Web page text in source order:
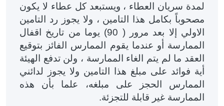
لمدة سريان العطاء ، ويستبعد كل عطاء لا يكون
مصحوباً بكامل هذا التامين ، ولا يجوز رد التامين
الاولي إلا بعد مرور ( 90) يوما من تاريخ اقفال
الممارسة أو عندما يقوم الممارس الفائز بتوقيع
العقد ما لم يتم الغاء الممارسة ، ولن تدفع الهيئة
أية فوائد على مبلغ هذا التامين ولا يجوز لدائني
الممارس الحجز على مبلغه، علما بأن هذه
الممارسة غير قابلة للتجزئة.